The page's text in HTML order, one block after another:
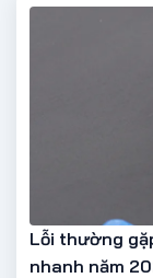
Lỗi thường
nhanh năm